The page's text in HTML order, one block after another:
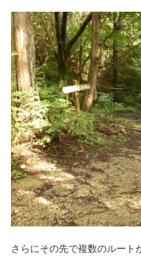
さらにその先で複数のルート